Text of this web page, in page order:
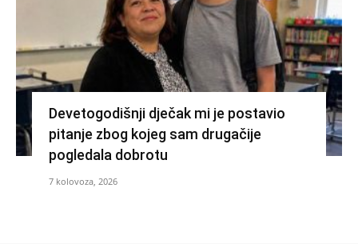
Devetogodišnji dječak mi je postavio
pitanje zbog kojeg sam drugačije
pogledala dobrotu
7 kolovoza, 2026